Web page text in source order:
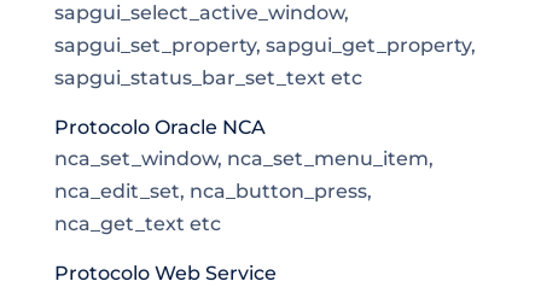
sapgui_select_active_window,
sapgui_set_property, sapgui_get_property,
sapgui_status_bar_set_text etc
Protocolo Oracle NCA
nca_set_window, nca_set_menu_item,
nca_edit_set, nca_button_press,
nca_get_text etc
Protocolo Web Service